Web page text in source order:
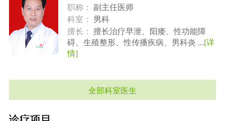
职称：
副主任医师
科室：
男科
擅长：
擅长治疗早泄、阳痿、性功能障
碍、生殖整形、性传播疾病、男科炎 ...[详
情]
全部科室医生